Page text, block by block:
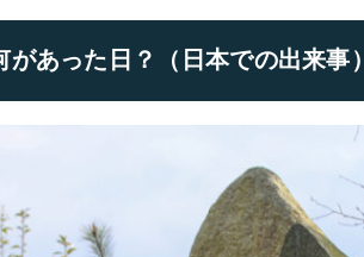
があった日？（日本での出来事）